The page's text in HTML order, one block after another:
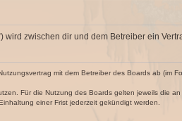
wird zwischen dir und dem Betreiber ein
mit dem Betreiber des Boards ab (im
Für die Nutzung des Boards gelten jeweils die
einer Frist jederzeit gekündigt werden.